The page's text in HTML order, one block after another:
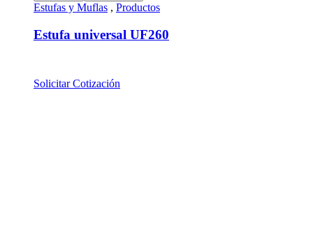
Estufas y Muflas , Productos
Estufa universal UF260
Solicitar Cotización